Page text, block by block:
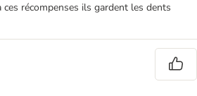
ces récompenses ils gardent les dents